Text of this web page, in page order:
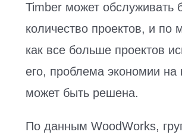
Timber может обслуживать
количество проектов, и по
как все больше проектов
его, проблема экономии
может быть решена.
По данным WoodWorks,